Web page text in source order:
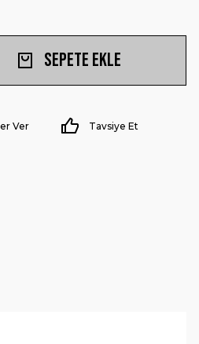
Sepete Ekle
Ver Tavsiye Et